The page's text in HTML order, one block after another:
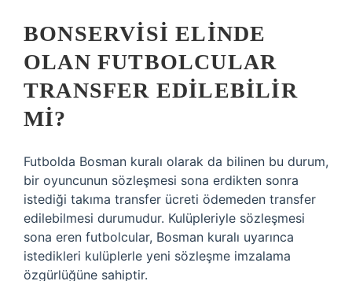
BONSERVISI ELINDE
OLAN FUTBOLCULAR
TRANSFER EDILEBILIR
MI?
Futbolda Bosman kuralı olarak da bilinen bu durum,
bir oyuncunun sözleşmesi sona erdikten sonra
istediği takıma transfer ücreti ödemeden transfer
edilebilmesi durumudur. Kulüpleriyle sözleşmesi
sona eren futbolcular, Bosman kuralı uyarınca
istedikleri kulüplerle yeni sözleşme imzalama
özgürlüğüne sahiptir.